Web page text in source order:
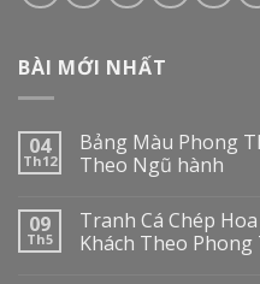
BÀI MỚI NHẤT
04
Th12
Bảng Màu Phong
Theo Ngũ hành
09
Th5
Tranh Cá Chép
Khách Theo Phong